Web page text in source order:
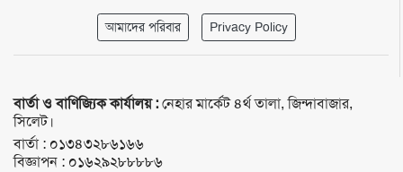
আমাদের পরিবার Privacy Policy
বার্তা ও বাণিজ্যিক কার্যালয় :নেহার মার্কেট ৪র্থ তালা, জিন্দাবাজার,
সিলেট।
বার্তা : ০১৩৪৩২৮৬১৬৬
বিজ্ঞাপন : ০১৬২৯২৮৮৮৮৬